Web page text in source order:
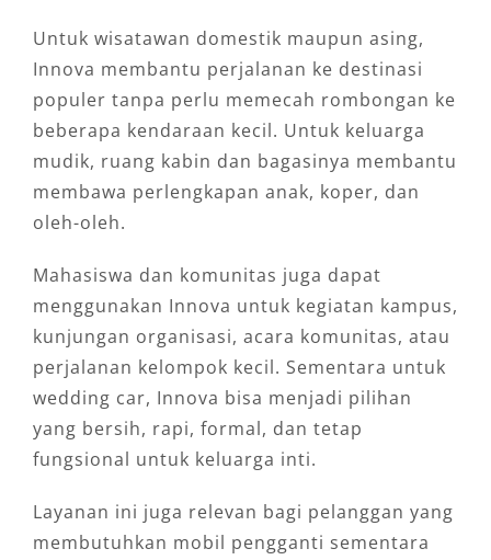
Untuk wisatawan domestik maupun asing,
Innova membantu perjalanan ke destinasi
populer tanpa perlu memecah rombongan ke
beberapa kendaraan kecil. Untuk keluarga
mudik, ruang kabin dan bagasinya membantu
membawa perlengkapan anak, koper, dan
oleh-oleh.
Mahasiswa dan komunitas juga dapat
menggunakan Innova untuk kegiatan kampus,
kunjungan organisasi, acara komunitas, atau
perjalanan kelompok kecil. Sementara untuk
wedding car, Innova bisa menjadi pilihan
yang bersih, rapi, formal, dan tetap
fungsional untuk keluarga inti.
Layanan ini juga relevan bagi pelanggan yang
membutuhkan mobil pengganti sementara